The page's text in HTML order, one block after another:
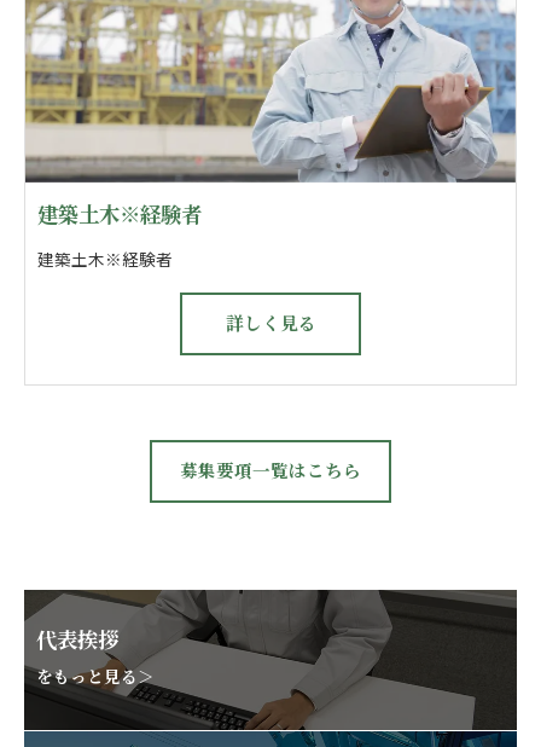
建築土木※経験者
建築土木※経験者
詳しく見る
募集要項一覧はこちら
代表挨拶
をもっと見る＞